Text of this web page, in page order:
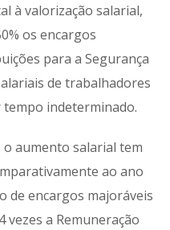
à valorização salarial,
os encargos
para a Segurança
de trabalhadores
indeterminado.
aumento salarial tem
ao ano
de encargos majoráveis
vezes a Remuneração